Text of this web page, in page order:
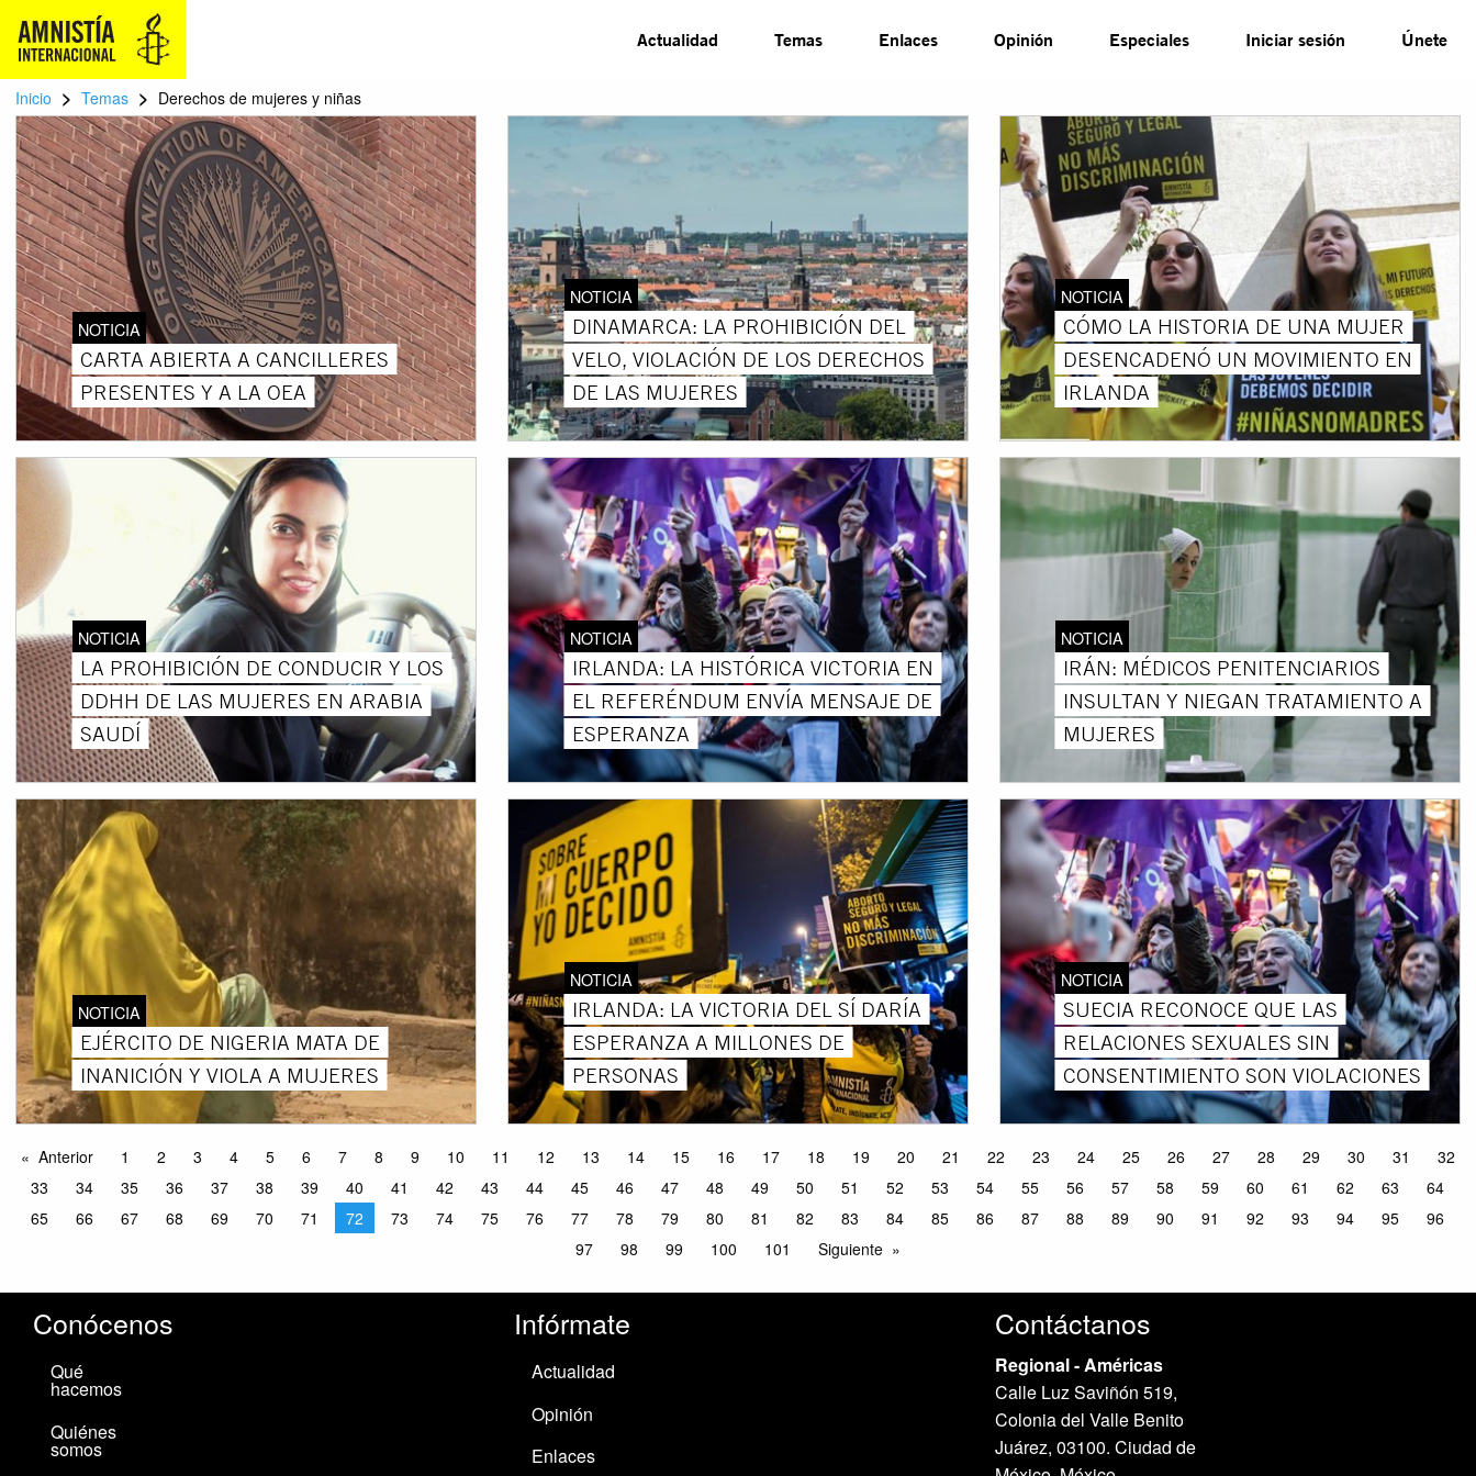
Actualidad Temas Enlaces Opinión Especiales Iniciar sesión Únete
Inicio > Temas > Derechos de mujeres y niñas
NOTICIA
CARTA ABIERTA A CANCILLERES
PRESENTES Y A LA OEA
NOTICIA
DINAMARCA: LA PROHIBICIÓN DEL
VELO, VIOLACIÓN DE LOS DERECHOS
DE LAS MUJERES
NOTICIA
CÓMO LA HISTORIA DE UNA MUJER
DESENCADENÓ UN MOVIMIENTO EN
IRLANDA
NOTICIA
LA PROHIBICIÓN DE CONDUCIR Y LOS
DDHH DE LAS MUJERES EN ARABIA
SAUDÍ
NOTICIA
IRLANDA: LA HISTÓRICA VICTORIA EN
EL REFERÉNDUM ENVÍA MENSAJE DE
ESPERANZA
NOTICIA
IRÁN: MÉDICOS PENITENCIARIOS
INSULTAN Y NIEGAN TRATAMIENTO A
MUJERES
NOTICIA
EJÉRCITO DE NIGERIA MATA DE
INANICIÓN Y VIOLA A MUJERES
NOTICIA
IRLANDA: LA VICTORIA DEL SÍ DARÍA
ESPERANZA A MILLONES DE
PERSONAS
NOTICIA
SUECIA RECONOCE QUE LAS
RELACIONES SEXUALES SIN
CONSENTIMIENTO SON VIOLACIONES
Anterior 1 2 3 4 5 6 7 8 9 10 11 12 13 14 15 16 17 18 19 20 21 22 23 24 25 26 27 28 29 30 31
32
33
34 35 36 37 38 39 40 41 42 43 44 45 46 47 48 49 50 51 52 53 54 55 56 57 58 59 60 61 62 63
64
65
66 67 68 69 70 71 72 73 74 75 76 77 78 79 80 81 82 83 84 85 86 87 88 89 90 91 92 93 94 95
96
97
98 99 100 101 Siguiente
Conócenos
Qué
hacemos
Quiénes
somos
Infórmate
Actualidad
Opinión
Enlaces
Contáctanos
Regional - Américas
Calle Luz Saviñón 519,
Colonia del Valle Benito
Juárez, 03100. Ciudad de